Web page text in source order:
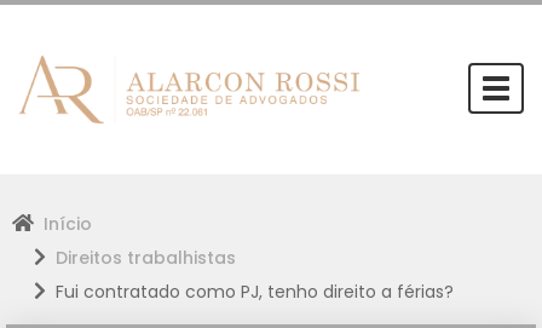
Início
Direitos trabalhistas
Fui contratado como PJ, tenho direito a férias?